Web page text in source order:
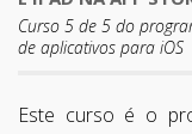
Curso 5 de 5 do
de aplicativos para iOS
Este curso é o